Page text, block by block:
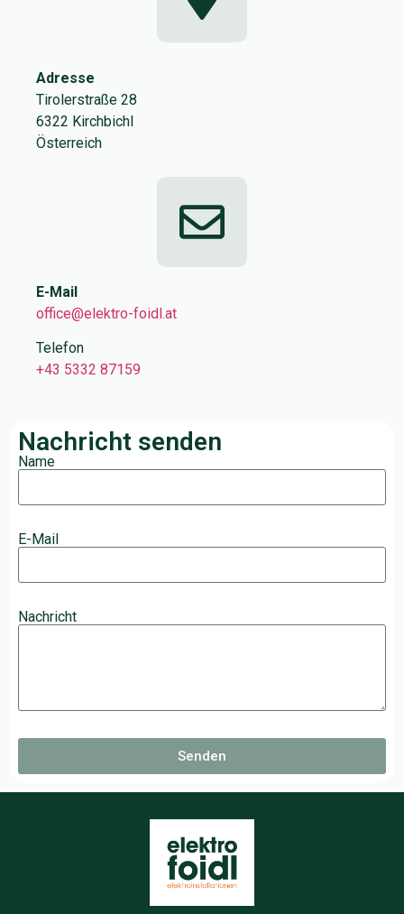
Adresse
Tirolerstraße 28
6322 Kirchbichl
Österreich
E-Mail
office@elektro-foidl.at
Telefon
+43 5332 87159
Nachricht senden
Name
E-Mail
Nachricht
Senden